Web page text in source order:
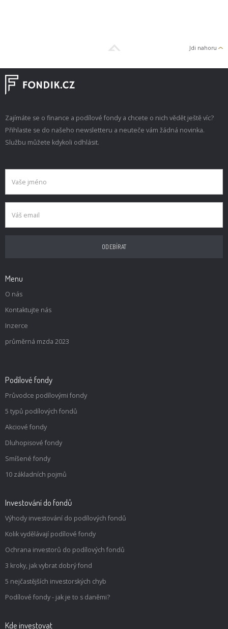
Jdi nahoru
Zajímáte se o finance a podílové fondy a chcete o nich vědět ještě víc?
Přihlaste se do našeho newsletteru a neuteče vám žádná novinka.
Službu můžete kdykoli odhlásit.
Menu
O nás
Kontaktujte nás
Inzerce
průměrná mzda 2023
Podílové fondy
Průvodce podílovými fondy
5 typů podílových fondů
Akciové fondy
Dluhopisové fondy
Smíšené fondy
10 základních pojmů
Investování do fondů
Výhody investování do podílových fondů
Kolik vydělávají podílové fondy
Ochrana investorů do podílových fondů
3 kroky, jak vybrat dobrý fond
5 nejčastějších investorských chyb
Podílové fondy - jak je to s daněmi?
Kde investovat